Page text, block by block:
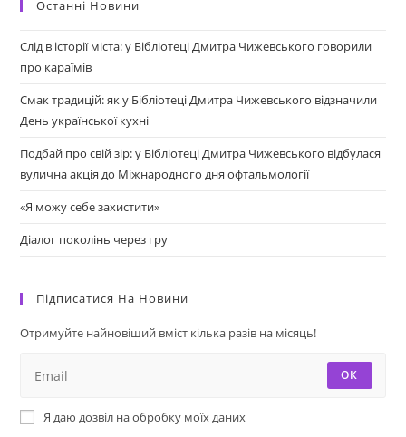
Останні Новини
Слід в історії міста: у Бібліотеці Дмитра Чижевського говорили
про караїмів
Смак традицій: як у Бібліотеці Дмитра Чижевського відзначили
День української кухні
Подбай про свій зір: у Бібліотеці Дмитра Чижевського відбулася
вулична акція до Міжнародного дня офтальмології
«Я можу себе захистити»
Діалог поколінь через гру
Підписатися На Новини
Отримуйте найновіший вміст кілька разів на місяць!
ОК
Я даю дозвіл на обробку моїх даних